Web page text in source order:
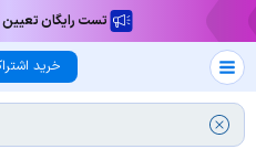
تست رایگان
خرید